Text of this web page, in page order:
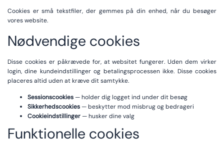
Cookies er små tekstfiler, der gemmes på din enhed, når du besøger
vores website.
Nødvendige cookies
Disse cookies er påkrævede for, at websitet fungerer. Uden dem virker
login, dine kundeindstillinger og betalingsprocessen ikke. Disse cookies
placeres altid uden at kræve dit samtykke.
Sessionscookies— holder dig logget ind under dit besøg
Sikkerhedscookies— beskytter mod misbrug og bedrageri
Cookieindstillinger— husker dine valg
Funktionelle cookies